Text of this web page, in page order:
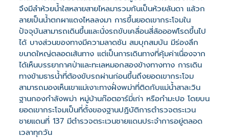
จึงมีลำห้วยน้ำใสหลายสายไหลมารวมกันเป็นห้วยลันดา แล้วก
ลายเป็นน้ำตกผาแดงไหลลงมา การขึ้นยอดเขากระโจมใน
ปัจจุบันสามารถเดินขึ้นและนั่งรถขับเคลื่อนสี่ล้อออฟโรดขึ้นไป
ได้ บางส่วนของทางมีความลาดชัน สมบุกสมบัน มีร่องลึก
ขนาดใหญ่ตลอดเส้นทาง แต่เป็นการเดินทางที่คุ้มค่าเนื่องจาก
ได้เห็นบรรยากาศป่าและทะเลหมอกสองข้างทางทาง การเดิน
ทางข้ามธารน้ำที่ต้องขับรถผ่านก่อนขึ้นถึงยอดเขากระโจม
สามารถมองเห็นเขาแม่เงาะทางฝั่งพม่าที่ติดกับแม่น้ำสาละวิน
ฐานกองกำลังพม่า หมู่บ้านก๊อตอาร์มี่เก่า หรือกำมะปอ โดยบน
ยอดเขากระโจมเป็นที่ตั้งของฐานปฏิบัติการตำรวจตระเวน
ชายแดนที่ 137 มีตำรวจตระเวนชายแดนประจำการอยู่ตลอด
เวลาทุกวัน